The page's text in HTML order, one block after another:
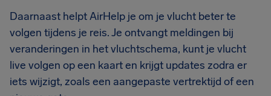
Daarnaast helpt AirHelp je om je vlucht beter te
volgen tijdens je reis. Je ontvangt meldingen bij
veranderingen in het vluchtschema, kunt je vlucht
live volgen op een kaart en krijgt updates zodra er
iets wijzigt, zoals een aangepaste vertrektijd of een